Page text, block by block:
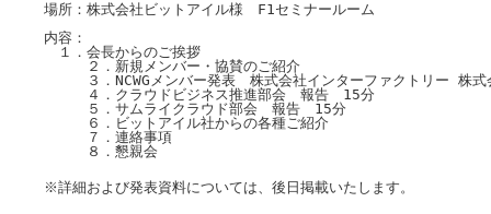
場所：株式会社ビットアイル様　F1セミナールーム
内容：
１．会長からのご挨拶
２．新規メンバー・協賛のご紹介
３．NCWGメンバー発表　株式会社インターファクトリー 株式
４．クラウドビジネス推進部会　報告　15分
５．サムライクラウド部会　報告　15分
６．ビットアイル社からの各種ご紹介
７．連絡事項
８．懇親会
※詳細および発表資料については、後日掲載いたします。